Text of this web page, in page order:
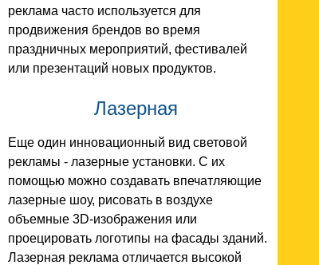
реклама часто используется для
продвижения брендов во время
праздничных мероприятий, фестивалей
или презентаций новых продуктов.
Лазерная
Еще один инновационный вид световой
рекламы - лазерные установки. С их
помощью можно создавать впечатляющие
лазерные шоу, рисовать в воздухе
объемные 3D-изображения или
проецировать логотипы на фасады зданий.
Лазерная реклама отличается высокой